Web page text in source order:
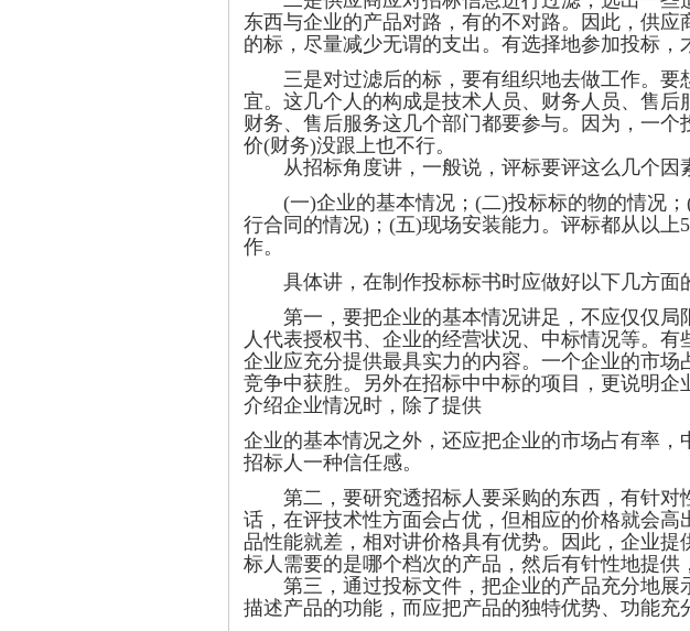
东西与企业的产品对路，有的不对路。因此，供
的标，尽量减少无谓的支出。有选择地参加投标，
三是对过滤后的标，要有组织地去做工作。要
宜。这几个人的构成是技术人员、财务人员、售后
财务、售后服务这几个部门都要参与。因为，一
价(财务)没跟上也不行。
从招标角度讲，一般说，评标要评这么几个因
(一)企业的基本情况；(二)投标标的物的情况；
行合同的情况)；(五)现场安装能力。评标都从以
作。
具体讲，在制作投标标书时应做好以下几方面
第一，要把企业的基本情况讲足，不应仅仅局
人代表授权书、企业的经营状况、中标情况等。
企业应充分提供最具实力的内容。一个企业的市
竞争中获胜。另外在招标中中标的项目，更说明
介绍企业情况时，除了提供
企业的基本情况之外，还应把企业的市场占有率
招标人一种信任感。
第二，要研究透招标人要采购的东西，有针对
话，在评技术性方面会占优，但相应的价格就会
品性能就差，相对讲价格具有优势。因此，企业
标人需要的是哪个档次的产品，然后有针性地提供
第三，通过投标文件，把企业的产品充分地展
描述产品的功能，而应把产品的独特优势、功能充